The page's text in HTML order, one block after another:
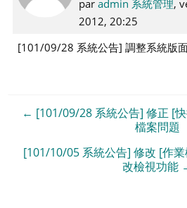
paradmin 系統管理,
2012, 20:25
0
[101/09/28 系統公告] 調整系統版
← [101/09/28 系統公告] 修正 [
檔案問題
[101/10/05 系統公告] 修改 [作
改檢視功能